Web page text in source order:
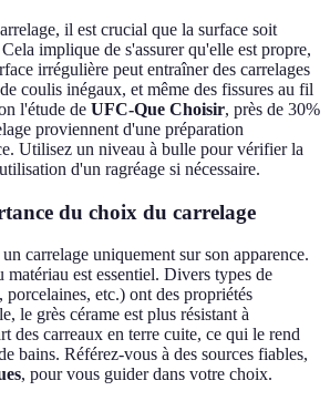
il est crucial que la surface soit
implique de s'assurer qu'elle est propre,
irrégulière peut entraîner des carrelages
coulis inégaux, et même des fissures au fil
l'étude de UFC-Que Choisir, près de 30%
proviennent d'une préparation
Utilisez un niveau à bulle pour vérifier la
d'un ragréage si nécessaire.
du choix du carrelage
carrelage uniquement sur son apparence.
est essentiel. Divers types de
porcelaines, etc.) ont des propriétés
le grès cérame est plus résistant à
des carreaux en terre cuite, ce qui le rend
bains. Référez-vous à des sources fiables,
, pour vous guider dans votre choix.